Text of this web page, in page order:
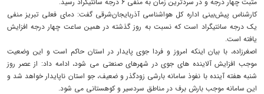
مثبت چهار درجه و در سردترین زمان به منفی ۶ درجه سانتیگراد رسید.
کارشناس پیش‌بینی اداره کل هواشناسی آذربایجان‌شرقی گفت: دمای فعلی تبریز منفی
یک درجه سانتیگراد است که نسبت به روز گذشته در همین ساعت چهار درجه افزایش
یافته است.
اصغرزاده، با بیان اینکه امروز و فردا جوی پایدار در استان حاکم است و این وضعیت
موجب افزایش آلاینده های جوی در شهرهای صنعتی می شود، ادامه داد: از عصر روز
شنبه هفته آینده با نفوذ سامانه بارشی زودگذر و ضعیف، جو استان ناپایدار خواهد شد و
این سامانه موجب بارش برف در مناطق سردسیر و کوهستانی می شود.